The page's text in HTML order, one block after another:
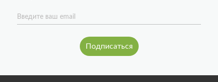
Введите ваш email